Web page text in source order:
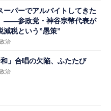
ーパーでアルバイトしてきた
――参政党・神谷宗幣代表が
減税という”愚策”
.政治
」合唱の欠陥、ふたたび
.政治